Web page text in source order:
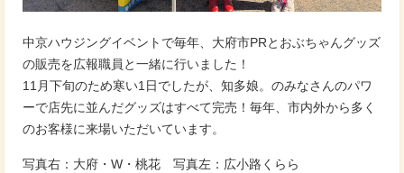
中京ハウジングイベントで毎年、大府市PRとおぶちゃんグッズ
の販売を広報職員と一緒に行いました！
11月下旬のため寒い1日でしたが、知多娘。のみなさんのパワ
ーで店先に並んだグッズはすべて完売！毎年、市内外から多く
のお客様に来場いただいています。
写真右：大府・W・桃花 写真左：広小路くらら